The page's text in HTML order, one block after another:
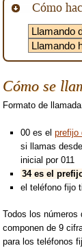
Cómo
Cómo se
Formato de
00 es el prefijo
si llamas
inicial por 011
34 es el
el teléfono fijo
Todos los
componen de 9
para los teléfonos